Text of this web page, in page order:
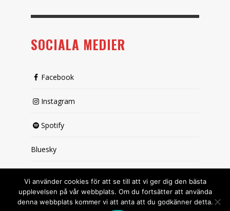
SOCIALA MEDIER
Facebook
Instagram
Spotify
Bluesky
Vi använder cookies för att se till att vi ger dig den bästa
upplevelsen på vår webbplats. Om du fortsätter att använda
denna webbplats kommer vi att anta att du godkänner detta.